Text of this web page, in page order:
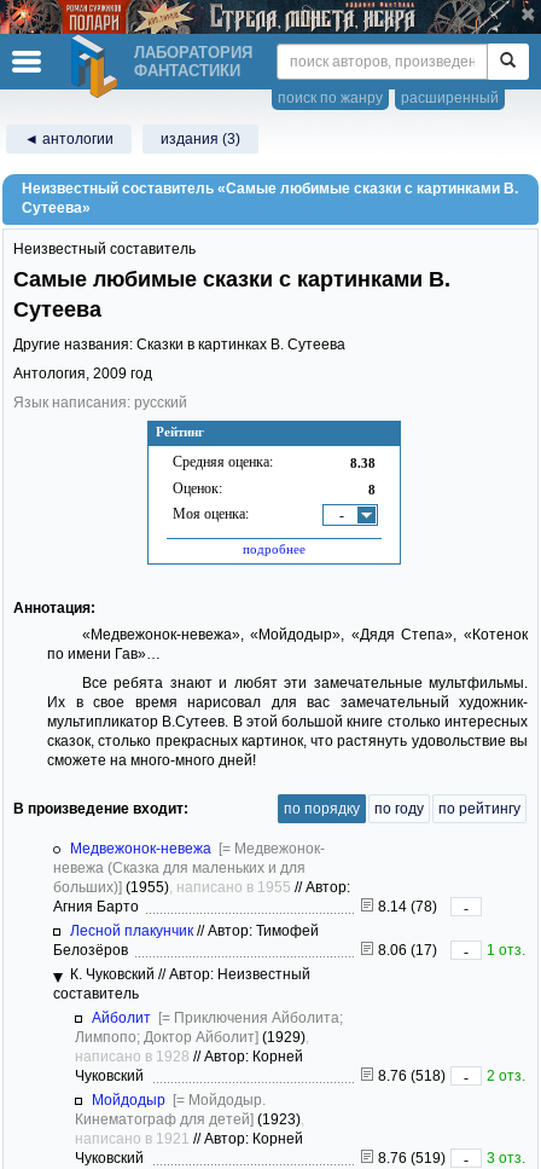
ЛАБОРАТОРИЯ
ФАНТАСТИКИ
расширенный
поиск по жанру
◄ антологии издания (3)
Неизвестный составитель «Самые любимые сказки с картинками В.
Сутеева»
Рейтинг
Средняя оценка: 8.38
Оценок: 8
Моя оценка: -
подробнее
Неизвестный составитель
Самые любимые сказки с картинками В.
Сутеева
Другие названия: Сказки в картинках В. Сутеева
Антология, 2009 год
Язык написания: русский
Аннотация:
«Медвежонок-невежа», «Мойдодыр», «Дядя Степа», «Котенок
по имени Гав»…
Все ребята знают и любят эти замечательные мультфильмы.
Их в свое время нарисовал для вас замечательный художник-
мультипликатор В.Сутеев. В этой большой книге столько интересных
сказок, столько прекрасных картинок, что растянуть удовольствие вы
сможете на много-много дней!
В произведение входит: по порядку по году по рейтингу
Медвежонок-невежа [= Медвежонок-
невежа (Сказка для маленьких и для
больших)] (1955) , написано в 1955 //Автор:
Агния Барто
8.14 (78)
-
Лесной плакунчик //Автор: Тимофей
Белозёров
8.06 (17) -
1 отз.
К. Чуковский //Автор: Неизвестный
составитель
Айболит [= Приключения Айболита;
Лимпопо; Доктор Айболит] (1929)
написано в 1928 //Автор: Корней
Чуковский
8.76 (518) -
2 отз.
Мойдодыр [= Мойдодыр.
Кинематограф для детей] (1923)
написано в 1921 //Автор: Корней
Чуковский
8.76 (519) -
3 отз.